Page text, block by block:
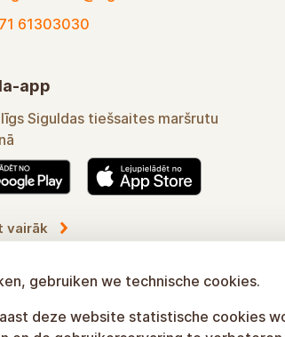
iela 2a, Sigulda
61303030
app
Siguldas tiešsaites maršrutu
vairākgebruiken we technische cookies.
deze website statistische cookies